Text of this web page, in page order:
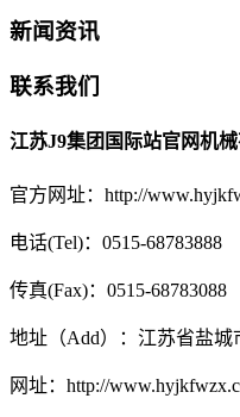
新闻资讯
联系我们
江苏J9集团国际站官网机械
官方网址：http://
电话(Tel)：0515-68783888
传真(Fax)：0515-68783088
地址（Add）：江苏省盐
网址：http://